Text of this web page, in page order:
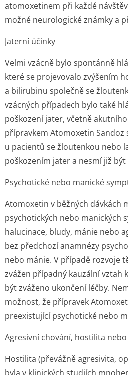
atomoxetinem při každé
možné neurologické známky a
Jaterní účinky
Velmi vzácně bylo spontánně
které se projevovalo zvýšením
a bilirubinu společně se
vzácných případech bylo také
poškození jater, včetně
přípravkem Atomoxetin Sandoz
u pacientů se žloutenkou nebo
poškozením jater a nesmí již být
Psychotické nebo manické
Atomoxetin v běžných dávkách
psychotických nebo manických
halucinace, bludy, mánie nebo
bez předchozí anamnézy
nebo mánie. V případě rozvoje
zvážen případný kauzální vztah
být zváženo ukončení léčby.
možnost, že přípravek
preexistující psychotické nebo
Agresivní chování, hostilita
Hostilita (převážně agresivita,
byla v klinických studiích